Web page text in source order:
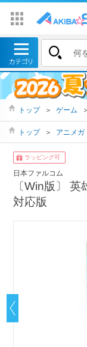
トップ ＞ ゲーム ＞
トップ ＞ アニメガ
ラッピング可
日本ファルコム
〔Win版〕
対応版